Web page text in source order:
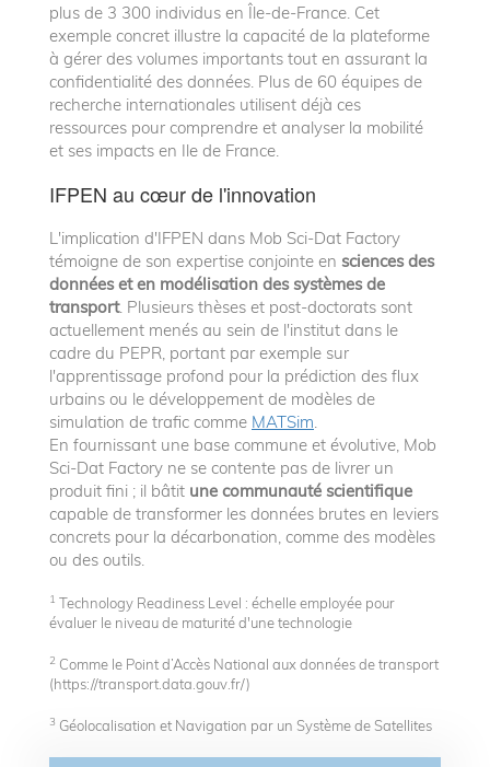
plus de 3 300 individus en Île-de-France. Cet
exemple concret illustre la capacité de la plateforme
à gérer des volumes importants tout en assurant la
confidentialité des données. Plus de 60 équipes de
recherche internationales utilisent déjà ces
ressources pour comprendre et analyser la mobilité
et ses impacts en Ile de France.
IFPEN au cœur de l'innovation
L'implication d'IFPEN dans Mob Sci-Dat Factory
témoigne de son expertise conjointe en sciences des
données et en modélisation des systèmes de
transport. Plusieurs thèses et post-doctorats sont
actuellement menés au sein de l'institut dans le
cadre du PEPR, portant par exemple sur
l'apprentissage profond pour la prédiction des flux
urbains ou le développement de modèles de
simulation de trafic comme MATSim
En fournissant une base commune et évolutive, Mob
Sci-Dat Factory ne se contente pas de livrer un
produit fini ; il bâtit une communauté scientifique
capable de transformer les données brutes en leviers
concrets pour la décarbonation, comme des modèles
ou des outils.
1 Technology Readiness Level : échelle employée pour
évaluer le niveau de maturité d'une technologie
2 Comme le Point d’Accès National aux données de transport
(https://transport.data.gouv.fr/)
3 Géolocalisation et Navigation par un Système de Satellites